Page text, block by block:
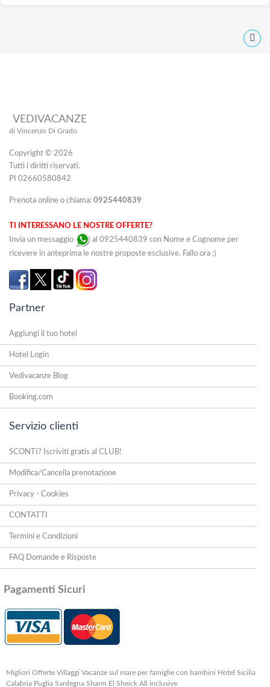
VEDIVACANZE
di Vincenzo Di Grado
Copyright © 2026
Tutti i diritti riservati.
PI 02660580842
Prenota online o chiama: 0925440839
TI INTERESSANO LE NOSTRE OFFERTE?
Invia un messaggio
al 0925440839 con Nome e Cognome per
ricevere in anteprima le nostre proposte esclusive. Fallo ora :)
Partner
Aggiungi il tuo hotel
Hotel Login
Vedivacanze Blog
Booking.com
Servizio clienti
SCONTI? Iscriviti gratis al CLUB!
Modifica/Cancella prenotazione
Privacy - Cookies
CONTATTI
Termini e Condizioni
FAQ Domande e Risposte
Pagamenti Sicuri
Migliori Offerte Villaggi Vacanze sul mare per famiglie con bambini Hotel Sicilia
Calabria Puglia Sardegna Sharm El Sheick All inclusive.